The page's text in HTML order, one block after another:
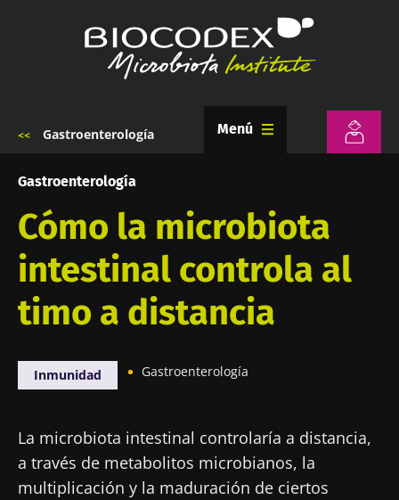
de
a
la
navegación
Gastroenterología Menú
Gastroenterología
Cómo la microbiota
intestinal controla al
timo a distancia
Inmunidad Gastroenterología
La microbiota intestinal controlaría a distancia,
a través de metabolitos microbianos, la
multiplicación y la maduración de ciertos